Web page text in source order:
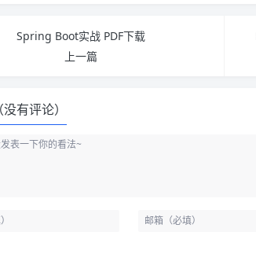
Spring Boot实战 PDF下载
上一篇
有评论）